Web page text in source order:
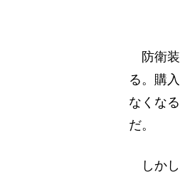
防衛装
る。購
なくな
だ。
しかし